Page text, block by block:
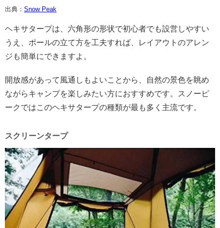
出典： Snow Peak
ヘキサタープは、六角形の形状で初心者でも設営しやすい
うえ、ポールの立て方を工夫すれば、レイアウトのアレン
ジも簡単にできますよ。
開放感があって風通しもよいことから、自然の景色を眺め
ながらキャンプを楽しみたい方におすすめです。スノーピ
ークではこのヘキサタープの種類が最も多く主流です。
スクリーンタープ